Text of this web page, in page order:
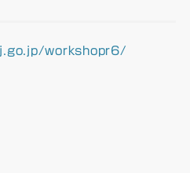
workshopr6/